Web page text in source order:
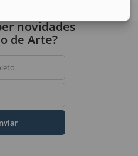
novidades
de Arte?